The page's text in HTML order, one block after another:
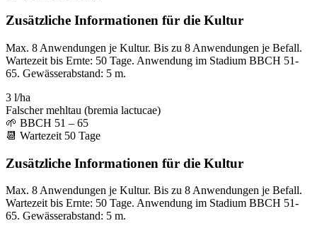
Zusätzliche Informationen für die Kultur
Max. 8 Anwendungen je Kultur. Bis zu 8 Anwendungen je Befall.
Wartezeit bis Ernte: 50 Tage. Anwendung im Stadium BBCH 51-
65. Gewässerabstand: 5 m.
3 l/ha
Falscher mehltau (bremia lactucae)
🌱 BBCH 51 – 65
📆 Wartezeit 50 Tage
Zusätzliche Informationen für die Kultur
Max. 8 Anwendungen je Kultur. Bis zu 8 Anwendungen je Befall.
Wartezeit bis Ernte: 50 Tage. Anwendung im Stadium BBCH 51-
65. Gewässerabstand: 5 m.